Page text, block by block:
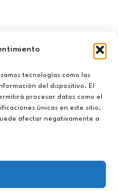
tecnologías como las
del dispositivo. El
procesar datos como el
únicas en este sitio.
afectar negativamente a
de Aprender